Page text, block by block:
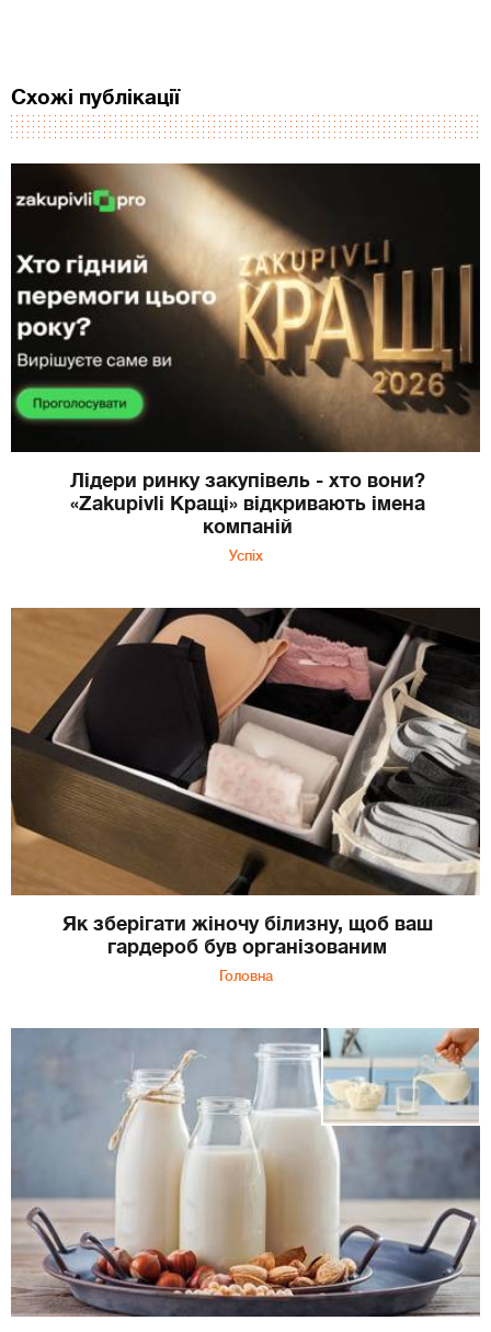
Схожі публікації
Лідери ринку закупівель - хто вони?
«Zakupivli Кращі» відкривають імена
компаній
Успіх
Як зберігати жіночу білизну, щоб ваш
гардероб був організованим
Головна